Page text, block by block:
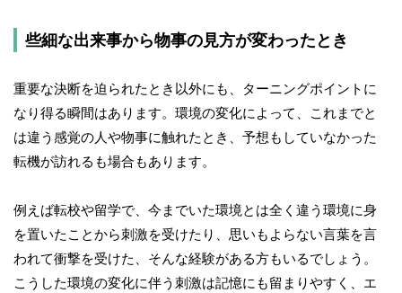
些細な出来事から物事の見方が変わったとき
重要な決断を迫られたとき以外にも、ターニングポイントに
なり得る瞬間はあります。環境の変化によって、これまでと
は違う感覚の人や物事に触れたとき、予想もしていなかった
転機が訪れるも場合もあります。
例えば転校や留学で、今までいた環境とは全く違う環境に身
を置いたことから刺激を受けたり、思いもよらない言葉を言
われて衝撃を受けた、そんな経験がある方もいるでしょう。
こうした環境の変化に伴う刺激は記憶にも留まりやすく、エ